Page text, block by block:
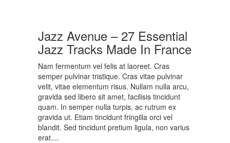
Jazz Avenue – 27 Essential
Jazz Tracks Made In France
Nam fermentum vel felis at laoreet. Cras
semper pulvinar tristique. Cras vitae pulvinar
velit, vitae elementum risus. Nullam nulla arcu,
gravida sed libero sit amet, facilisis tincidunt
quam. In semper nulla turpis, ac rutrum ex
gravida ut. Etiam tincidunt fringilla orci vel
blandit. Sed tincidunt pretium ligula, non varius
erat....